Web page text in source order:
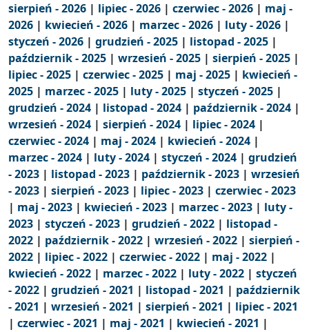
sierpień - 2026 | lipiec - 2026 | czerwiec - 2026 | maj -
2026 | kwiecień - 2026 | marzec - 2026 | luty - 2026 |
styczeń - 2026 | grudzień - 2025 | listopad - 2025 |
październik - 2025 | wrzesień - 2025 | sierpień - 2025 |
lipiec - 2025 | czerwiec - 2025 | maj - 2025 | kwiecień -
2025 | marzec - 2025 | luty - 2025 | styczeń - 2025 |
grudzień - 2024 | listopad - 2024 | październik - 2024 |
wrzesień - 2024 | sierpień - 2024 | lipiec - 2024 |
czerwiec - 2024 | maj - 2024 | kwiecień - 2024 |
marzec - 2024 | luty - 2024 | styczeń - 2024 | grudzień
- 2023 | listopad - 2023 | październik - 2023 | wrzesień
- 2023 | sierpień - 2023 | lipiec - 2023 | czerwiec - 2023
| maj - 2023 | kwiecień - 2023 | marzec - 2023 | luty -
2023 | styczeń - 2023 | grudzień - 2022 | listopad -
2022 | październik - 2022 | wrzesień - 2022 | sierpień -
2022 | lipiec - 2022 | czerwiec - 2022 | maj - 2022 |
kwiecień - 2022 | marzec - 2022 | luty - 2022 | styczeń
- 2022 | grudzień - 2021 | listopad - 2021 | październik
- 2021 | wrzesień - 2021 | sierpień - 2021 | lipiec - 2021
| czerwiec - 2021 | maj - 2021 | kwiecień - 2021 |